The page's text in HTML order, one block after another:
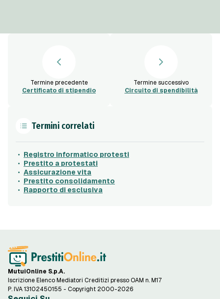
Termine precedente
Certificato di stipendio
Termine successivo
Circuito di spendibilità
Termini correlati
Registro informatico protesti
Prestito a protestati
Assicurazione vita
Prestito consolidamento
Rapporto di esclusiva
MutuiOnline S.p.A.
Iscrizione Elenco Mediatori Creditizi presso OAM n. M17
P. IVA 13102450155 - Copyright 2000-2026